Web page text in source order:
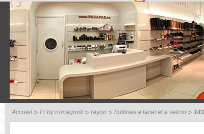
Accueil Fr by romagnoli rayon bottines a lacet et a velcro